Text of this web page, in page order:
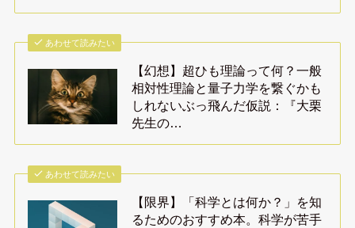
あわせて読みたい
【幻想】超ひも理論って何？一般
相対性理論と量子力学を繋ぐかも
しれないぶっ飛んだ仮説：『大栗
先生の…
あわせて読みたい
【限界】「科学とは何か？」を知
るためのおすすめ本。科学が苦手